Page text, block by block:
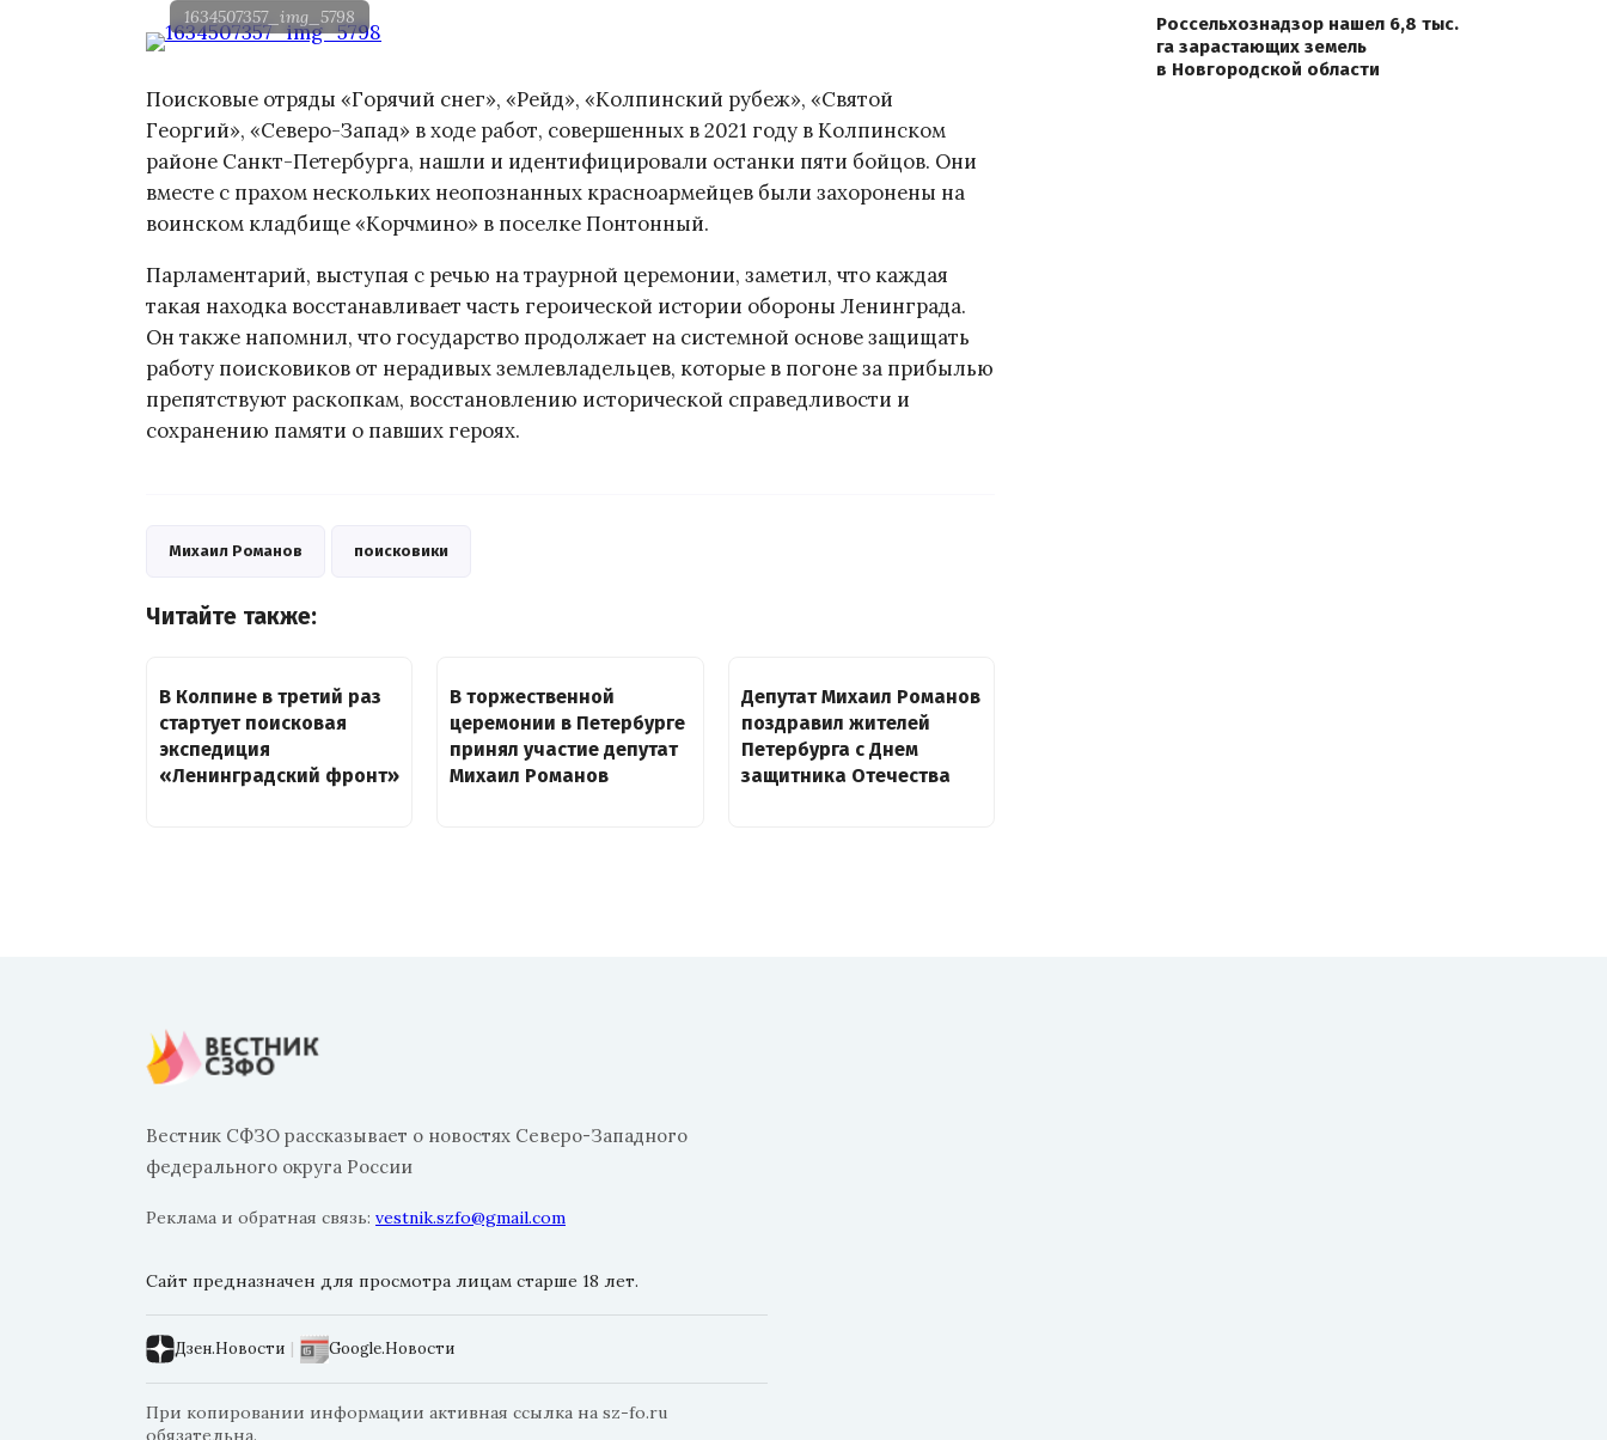
1634507357_img_5798
Поисковые отряды «Горячий снег», «Рейд», «Колпинский рубеж», «Святой
Георгий», «Северо-Запад» в ходе работ, совершенных в 2021 году в Колпинском
районе Санкт-Петербурга, нашли и идентифицировали останки пяти бойцов. Они
вместе с прахом нескольких неопознанных красноармейцев были захоронены на
воинском кладбище «Корчмино» в поселке Понтонный.
Парламентарий, выступая с речью на траурной церемонии, заметил, что каждая
такая находка восстанавливает часть героической истории обороны Ленинграда.
Он также напомнил, что государство продолжает на системной основе защищать
работу поисковиков от нерадивых землевладельцев, которые в погоне за прибылью
препятствуют раскопкам, восстановлению исторической справедливости и
сохранению памяти о павших героях.
Михаил Романов поисковики
Читайте также:
В Колпине в третий раз
стартует поисковая
экспедиция
«Ленинградский фронт»
В торжественной
церемонии в Петербурге
принял участие депутат
Михаил Романов
Депутат Михаил Романов
поздравил жителей
Петербурга с Днем
защитника Отечества
Россельхознадзор нашел 6,8 тыс.
га зарастающих земель
в Новгородской области
Вестник СФЗО рассказывает о новостях Северо-Западного
федерального округа России
Реклама и обратная связь: vestnik.szfo@gmail.com
Сайт предназначен для просмотра лицам старше 18 лет.
Дзен.Новости | Google.Новости
При копировании информации активная ссылка на sz-fo.ru
обязательна.